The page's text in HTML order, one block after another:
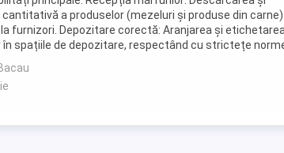
a produselor (mezeluri și produse din carne)
la furnizori. Depozitare corectă: Aranjarea și etichetarea
în spațiile de depozitare, respectând cu strictețe
și igienă ...